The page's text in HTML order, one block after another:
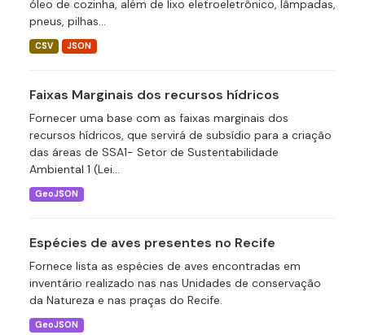
óleo de cozinha, além de lixo eletroeletrônico, lâmpadas,
pneus, pilhas...
CSV JSON
Faixas Marginais dos recursos hídricos
Fornecer uma base com as faixas marginais dos
recursos hídricos, que servirá de subsídio para a criação
das áreas de SSA1- Setor de Sustentabilidade
Ambiental 1 (Lei...
GeoJSON
Espécies de aves presentes no Recife
Fornece lista as espécies de aves encontradas em
inventário realizado nas nas Unidades de conservação
da Natureza e nas praças do Recife.
GeoJSON